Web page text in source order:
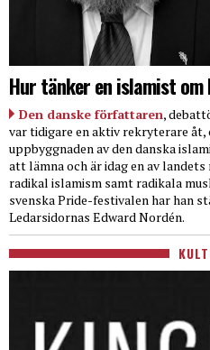
Hur tänker en islamist om
Den danske författaren,
var tidigare en aktiv rekryterare
uppbyggnaden av den danska
att lämna och är idag en av
radikal islamism samt radikala
svenska Pride-festivalen har han
Ledarsidornas Edward Nordén.